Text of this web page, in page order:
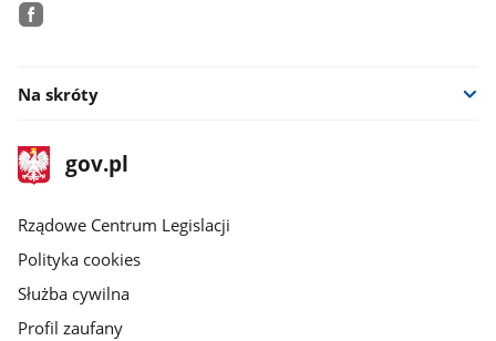
Na skróty
stopka
gov.plStrona
gov.pl
Rządowe Centrum Legislacji
Polityka cookies
Służba cywilna
Profil zaufany